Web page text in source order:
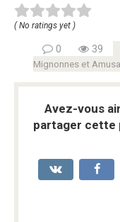
( No ratings yet )
0 39
Mignonnes et
Avez-vous
partager cette